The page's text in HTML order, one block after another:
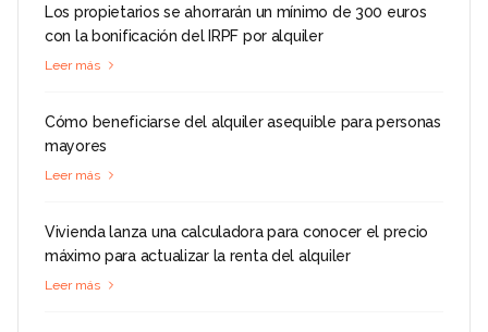
Los propietarios se ahorrarán un mínimo de 300 euros
con la bonificación del IRPF por alquiler
Leer más
Cómo beneficiarse del alquiler asequible para personas
mayores
Leer más
Vivienda lanza una calculadora para conocer el precio
máximo para actualizar la renta del alquiler
Leer más